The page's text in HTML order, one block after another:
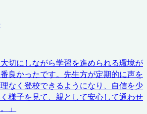
切にしながら学習を進められる環境が
良かったです。先生方が定期的に声を
なく登校できるようになり、自信を少
様子を見て、親として安心して通わせ
」